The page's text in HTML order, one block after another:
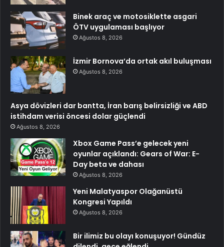
Binek araç ve motosiklette asgari
ÖTV uygulaması başlıyor
Ağustos 8, 2026
İzmir Bornova’da ortak akıl buluşması
Ağustos 8, 2026
Asya dövizleri dar bantta, İran barış belirsizliği ve ABD
istihdam verisi öncesi dolar güçlendi
Ağustos 8, 2026
Xbox Game Pass’e gelecek yeni
oyunlar açıklandı: Gears of War: E-
Day beta ve dahası
Ağustos 8, 2026
Yeni Malatyaspor Olağanüstü
Kongresi Yapıldı
Ağustos 8, 2026
Bir ilimiz bu olayı konuşuyor! Gündüz